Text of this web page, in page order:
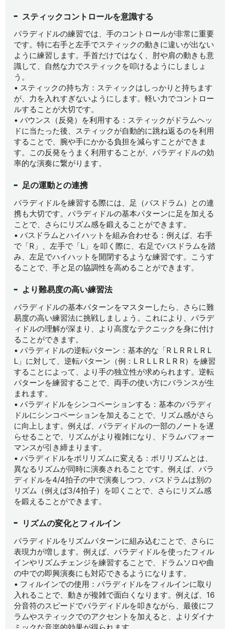
スティックコントロールを意識する
パラディドルの練習では、手のコントロールが非常に重要
です。特に右手と左手でスティックの動きに違いが出ない
ように練習します。手首だけではなく、肘や肩の動きも意
識して、自然な力でスティックを叩けるようにしましょ
う。
• スティックの持ち方：スティックはしっかりと持ちます
が、力を入れすぎないようにします。軽い力でコントロー
ルすることが大切です。
• バウンス（反発）を利用する：スティックがドラムヘッ
ドに当たった後、スティックが自動的に跳ね返るのを利用
することで、腕や手にかかる負担を減らすことができま
す。この反発をうまく利用することが、パラディドルの効
率的な演奏に繋がります。
足の運動との連携
パラディドルを練習する際には、足（バスドラム）との連
携も大切です。パラディドルの基本パターンに足を加える
ことで、さらにリズム感を鍛えることができます。
• バスドラムとハイハットを組み合わせる：例えば、右手
で「R」、左手で「L」を叩く際に、右足でバスドラムを踏
み、左足でハイハットを開閉するような練習です。こうす
ることで、手と足の協調性を高めることができます。
より難易度の高い練習法
パラディドルの基本パターンをマスターしたら、さらに難
易度の高い練習法に挑戦しましょう。これにより、パラデ
ィドルの理解が深まり、より高度なテクニックを身に付け
ることができます。
• パラディドルの逆転パターン：基本的な「R L R R L R L
L」に対して、逆転パターン（例：L R L L R L R R）を練習
することによって、より手の独立性が求められます。逆転
パターンを練習することで、両手の使い方にバランスが生
まれます。
• パラディドルをシンコペーションする：基本のパラディ
ドルにシンコペーションを加えることで、リズム感がさら
に向上します。例えば、パラディドルの一部のノートを遅
らせることで、リズムがより複雑になり、ドラムパフォー
マンスが引き締まります。
• パラディドルをポリリズムに変える：ポリリズムとは、
異なるリズムが同時に演奏されることです。例えば、パラ
ディドルを4/4拍子の中で演奏しつつ、バスドラムは別の
リズム（例えば3/4拍子）を叩くことで、さらにリズム感
を鍛えることができます。
リズムの変化とフィルイン
パラディドルをリズムパターンに組み込むことで、さらに
表現力が増します。例えば、パラディドルを使ったフィル
インやリズムチェンジを練習することで、ドラムソロや曲
の中での即興演奏にも対応できるようになります。
• フィルインでの使用：パラディドルをフィルインに取り
入れることで、動きが複雑で面白くなります。例えば、16
分音符のスピードでパラディドルを叩きながら、最後にフ
ラムやスティックでのアクセントを加えると、よりダイナ
ミックな音楽的効果が得られます。